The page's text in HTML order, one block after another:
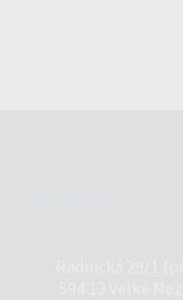
Radnická 29/1
594 13 Velké